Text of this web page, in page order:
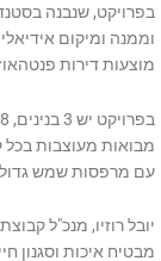
בפרויקט, שנבנה
וממנה ומיקום
מוצעות דירות פנטהאוז ודירות 3,
מבואות מעוצבות בכל
עם מרפסות שמש
יובל רוזיו, מנכ"ל
מבטיח איכות וסגנון